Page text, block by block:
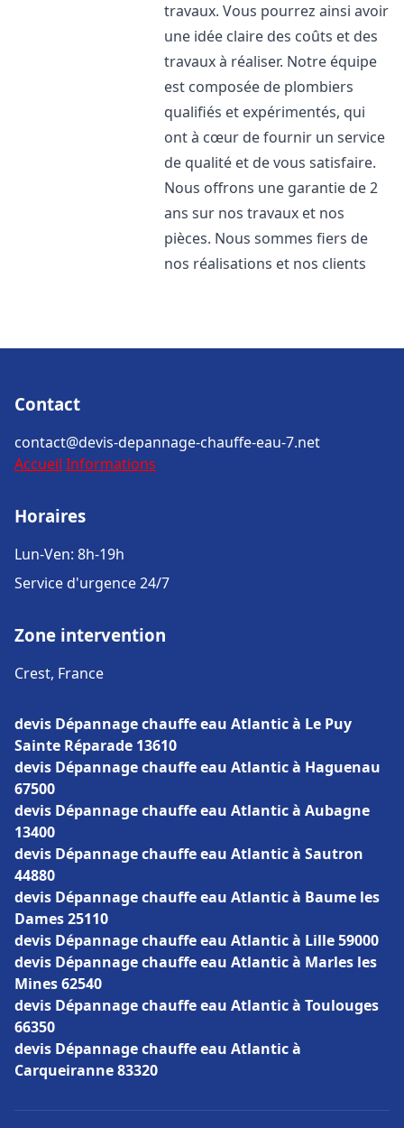
travaux. Vous pourrez ainsi avoir
une idée claire des coûts et des
travaux à réaliser. Notre équipe
est composée de plombiers
qualifiés et expérimentés, qui
ont à cœur de fournir un service
de qualité et de vous satisfaire.
Nous offrons une garantie de 2
ans sur nos travaux et nos
pièces. Nous sommes fiers de
nos réalisations et nos clients
Contact
contact@devis-depannage-chauffe-eau-7.net
Accueil Informations
Horaires
Lun-Ven: 8h-19h
Service d'urgence 24/7
Zone intervention
Crest, France
devis Dépannage chauffe eau Atlantic à Le Puy
Sainte Réparade 13610
devis Dépannage chauffe eau Atlantic à Haguenau
67500
devis Dépannage chauffe eau Atlantic à Aubagne
13400
devis Dépannage chauffe eau Atlantic à Sautron
44880
devis Dépannage chauffe eau Atlantic à Baume les
Dames 25110
devis Dépannage chauffe eau Atlantic à Lille 59000
devis Dépannage chauffe eau Atlantic à Marles les
Mines 62540
devis Dépannage chauffe eau Atlantic à Toulouges
66350
devis Dépannage chauffe eau Atlantic à
Carqueiranne 83320